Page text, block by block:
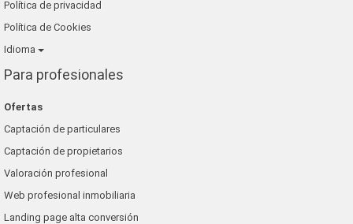
Política de privacidad
Política de Cookies
Idioma
Para profesionales
Ofertas
Captación de particulares
Captación de propietarios
Valoración profesional
Web profesional inmobiliaria
Landing page alta conversión